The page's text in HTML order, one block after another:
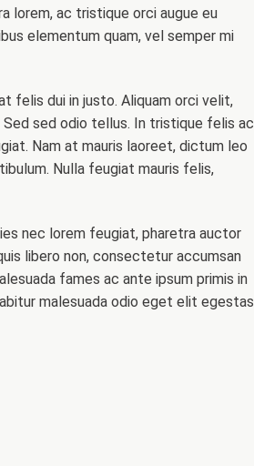
lorem, ac tristique orci augue eu
elementum quam, vel semper mi
felis dui in justo. Aliquam orci velit,
sed odio tellus. In tristique felis ac
Nam at mauris laoreet, dictum leo
Nulla feugiat mauris felis,
nec lorem feugiat, pharetra auctor
libero non, consectetur accumsan
fames ac ante ipsum primis in
malesuada odio eget elit egestas